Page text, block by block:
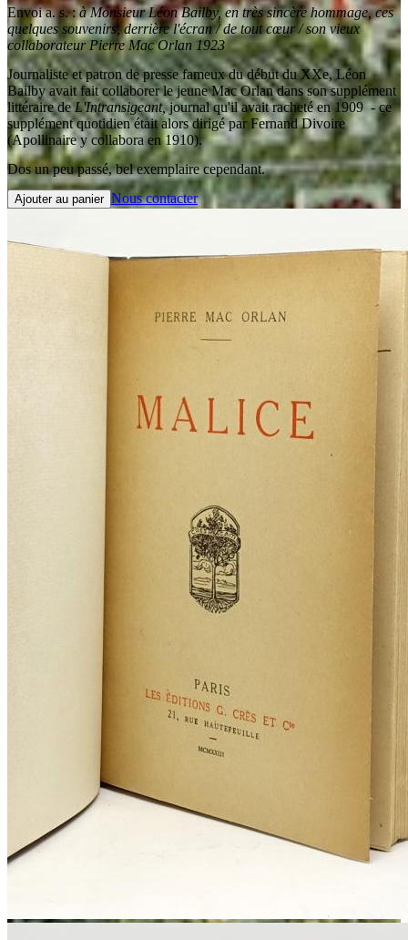
Envoi a. s. :à Monsieur Léon Bailby, en très sincère hommage, ces
quelques souvenirs, derrière l'écran / de tout cœur / son vieux
collaborateur Pierre Mac Orlan 1923
Journaliste et patron de presse fameux du début du XXe, Léon
Bailby avait fait collaborer le jeune Mac Orlan dans son supplément
littéraire deL'Intransigeant,journal qu'il avait racheté en 1909 - ce
supplément quotidien était alors dirigé par Fernand Divoire
(Apollinaire y collabora en 1910).
Dos un peu passé, bel exemplaire cependant.
Ajouter au panier Nous contacter